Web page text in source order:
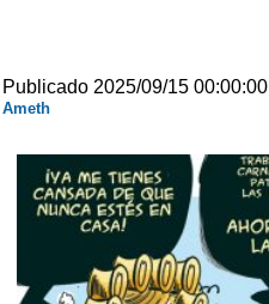
Publicado 2025/09/15 00:00:00
Ameth